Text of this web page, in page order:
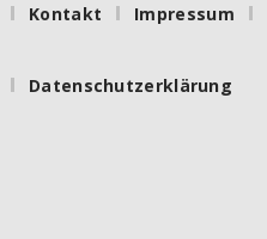
Kontakt Impressum
Datenschutzerklärung